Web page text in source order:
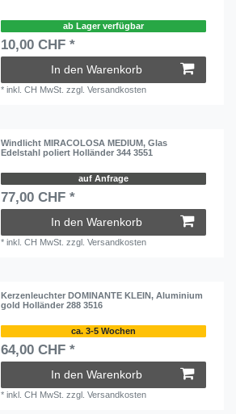
ab Lager verfügbar
10,00 CHF *
In den Warenkorb
*inkl. CH MwSt. zzgl.Versandkosten
Windlicht MIRACOLOSA MEDIUM, Glas
Edelstahl poliert Holländer 344 3551
auf Anfrage
77,00 CHF *
In den Warenkorb
*inkl. CH MwSt. zzgl.Versandkosten
Kerzenleuchter DOMINANTE KLEIN, Aluminium
gold Holländer 288 3516
ca. 3-5 Wochen
64,00 CHF *
In den Warenkorb
*inkl. CH MwSt. zzgl.Versandkosten